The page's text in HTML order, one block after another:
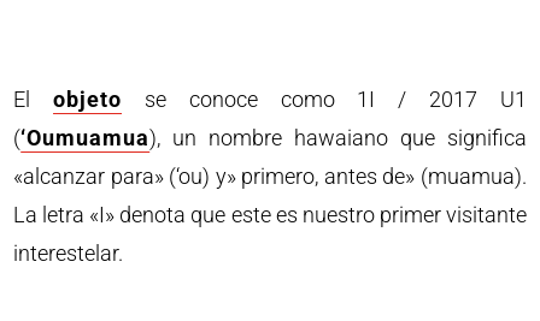
Elobjeto se conoce como 1I / 2017 U1
(‘Oumuamua), un nombre hawaiano que significa
«alcanzar para» (‘ou) y» primero, antes de» (muamua).
La letra «I» denota que este es nuestro primer visitante
interestelar.